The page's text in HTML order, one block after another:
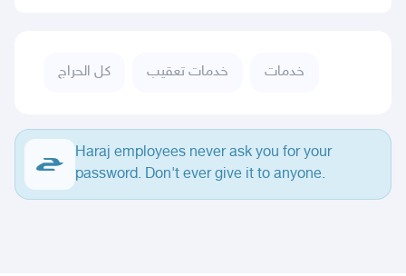
كل الحراج خدمات تعقيب خدمات
Haraj employees never ask you for your
password. Don't ever give it to anyone.